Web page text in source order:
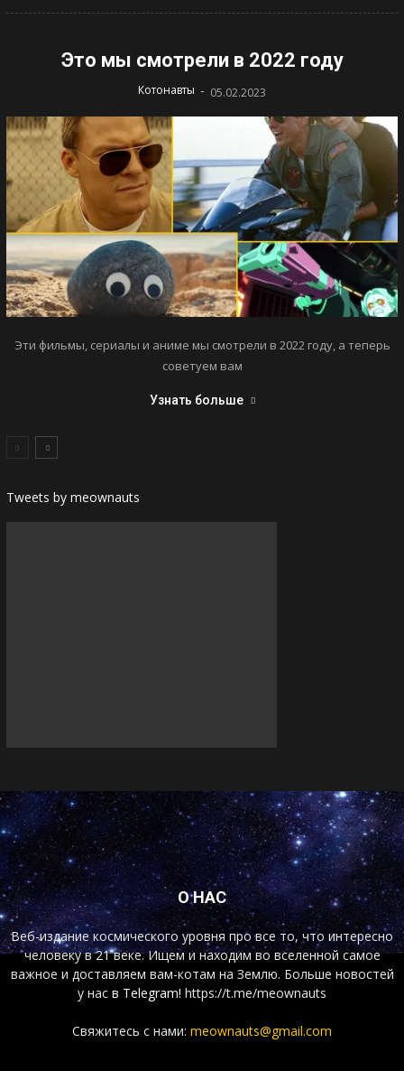
Это мы смотрели в 2022 году
Котонавты - 05.02.2023
Эти фильмы, сериалы и аниме мы смотрели в 2022 году, а теперь
советуем вам
Узнать больше
Tweets by meownauts
О НАС
Веб-издание космического уровня про все то, что интересно
человеку в 21 веке. Ищем и находим во вселенной самое
важное и доставляем вам-котам на Землю. Больше новостей
у нас в Telegram! https://t.me/meownauts
Свяжитесь с нами: meownauts@gmail.com